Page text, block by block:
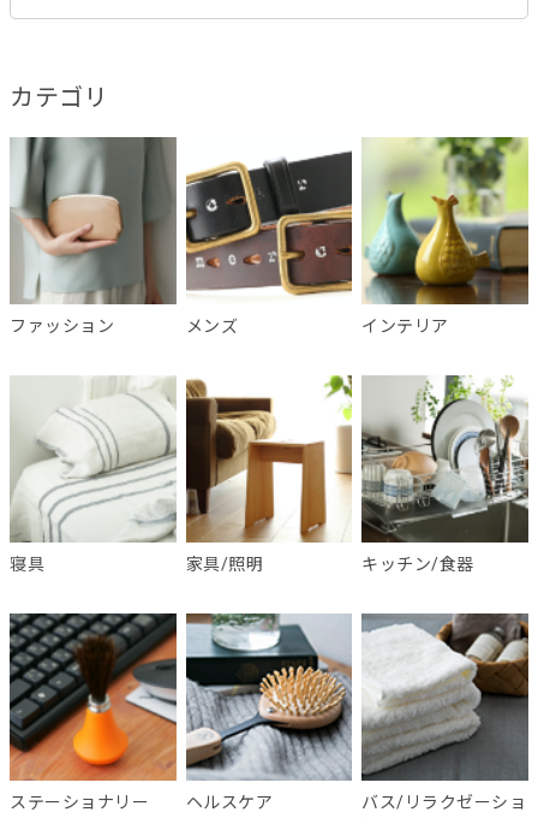
カテゴリ
ファッション メンズ インテリア
寝具 家具/照明 キッチン/食器
ステーショナリー ヘルスケア
バス/リラクゼーショ